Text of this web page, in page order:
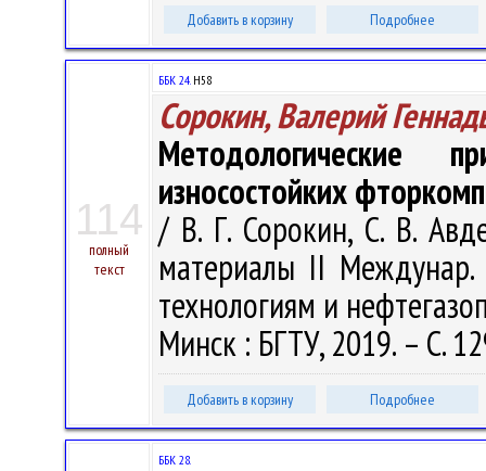
Добавить в корзину Подробнее
114
полный
текст
ББК 24.Н58
Сорокин, Валерий
Методологические
износостойких
/ В. Г. Сорокин, С. В.
материалы II Междунар.
технологиям и
Минск : БГТУ, 2019. – С.
Добавить в корзину Подробнее
ББК 28.